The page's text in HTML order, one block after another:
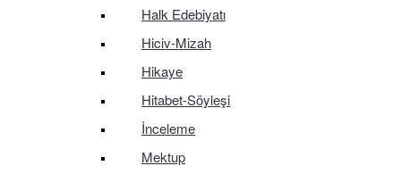
Halk Edebiyatı
Hiciv-Mizah
Hikaye
Hitabet-Söyleşi
İnceleme
Mektup